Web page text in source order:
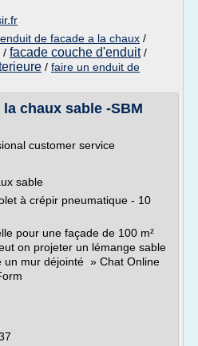
de facade a la chaux /
/ facade couche d'enduit/
/ faire un enduit de
chaux sable -SBM
customer service
sable
à crépir pneumatique - 10
pour une façade de 100 m²
on projeter un lémange sable
un mur déjointé » Chat Online